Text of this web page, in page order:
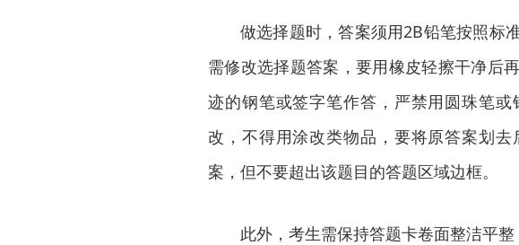
做选择题时，答案须用2B铅笔按照标
需修改选择题答案，要用橡皮轻擦干净后
迹的钢笔或签字笔作答，严禁用圆珠笔
改，不得用涂改类物品，要将原答案划
案，但不要超出该题目的答题区域边框。
此外，考生需保持答题卡卷面整洁平整